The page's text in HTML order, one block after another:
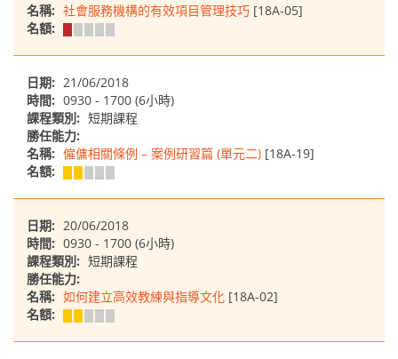
名稱: 社會服務機構的有效項目管理技巧 [18A-05]
名額:
日期: 21/06/2018
時間: 0930 - 1700 (6小時)
課程類別: 短期課程
勝任能力:
名稱: 僱傭相關條例 – 案例研習篇 (單元二) [18A-19]
名額:
日期: 20/06/2018
時間: 0930 - 1700 (6小時)
課程類別: 短期課程
勝任能力:
名稱: 如何建立高效教練與指導文化 [18A-02]
名額: